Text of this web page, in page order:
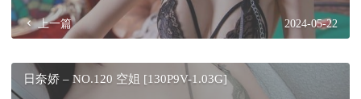
上一篇 2024-05-22
日奈娇 – NO.120 空姐 [130P9V-1.03G]